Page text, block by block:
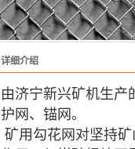
详细介绍
由济宁新兴矿机生产
护网、锚网。
矿用勾花网对坚持